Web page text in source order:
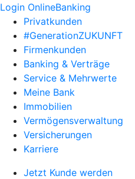
Login OnlineBanking
Privatkunden
#GenerationZUKUNFT
Firmenkunden
Banking & Verträge
Service & Mehrwerte
Meine Bank
Immobilien
Vermögensverwaltung
Versicherungen
Karriere
Jetzt Kunde werden